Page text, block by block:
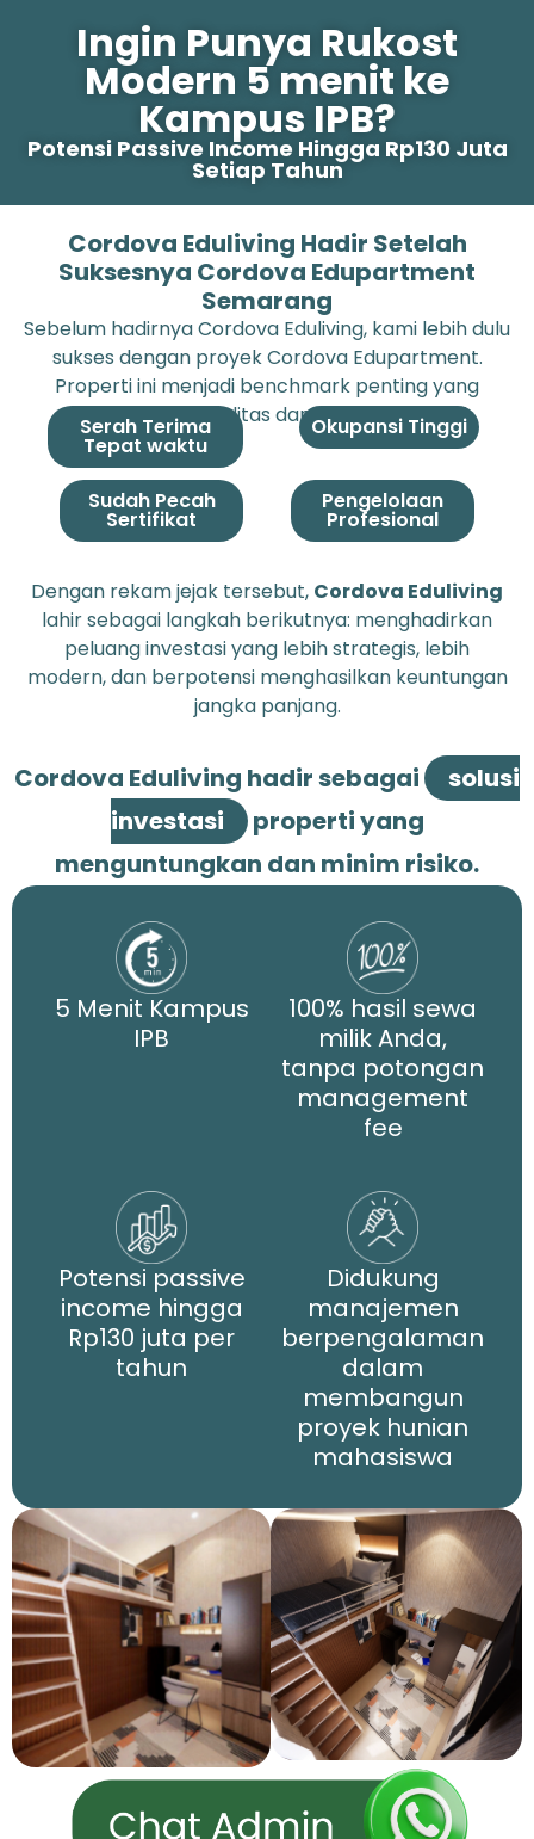
Ingin Punya Rukost
Modern 5 menit ke
Kampus IPB?
Potensi Passive Income Hingga Rp130 Juta
Setiap Tahun
Cordova Eduliving Hadir Setelah
Suksesnya Cordova Edupartment
Semarang
Sebelum hadirnya Cordova Eduliving, kami lebih dulu
sukses dengan proyek Cordova Edupartment.
Properti ini menjadi benchmark penting yang
membuktikan kualitas dan kredibilitas kami.
Serah Terima
Tepat waktu
Okupansi Tinggi
Sudah Pecah
Sertifikat
Pengelolaan
Profesional
Dengan rekam jejak tersebut, Cordova Eduliving
lahir sebagai langkah berikutnya: menghadirkan
peluang investasi yang lebih strategis, lebih
modern, dan berpotensi menghasilkan keuntungan
jangka panjang.
Cordova Eduliving hadir sebagai
solusi
investasi
properti yang
menguntungkan dan minim risiko.
5 Menit Kampus
IPB
100% hasil sewa
milik Anda,
tanpa potongan
management
fee
Potensi passive
income hingga
Rp130 juta per
tahun
Didukung
manajemen
berpengalaman
dalam
membangun
proyek hunian
mahasiswa